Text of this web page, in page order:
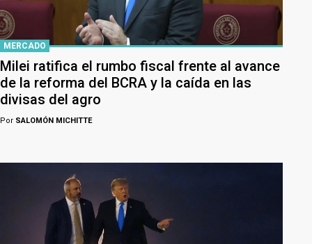
MERCADO
Milei ratifica el rumbo fiscal frente al avance
de la reforma del BCRA y la caída en las
divisas del agro
Por SALOMÓN MICHITTE